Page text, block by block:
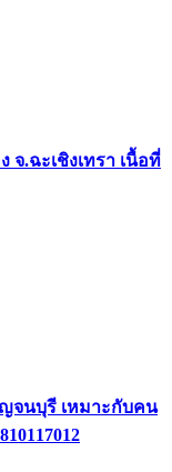
จ.ฉะเชิงเทรา เนื้อที่
จนบุรี เหมาะกับคน